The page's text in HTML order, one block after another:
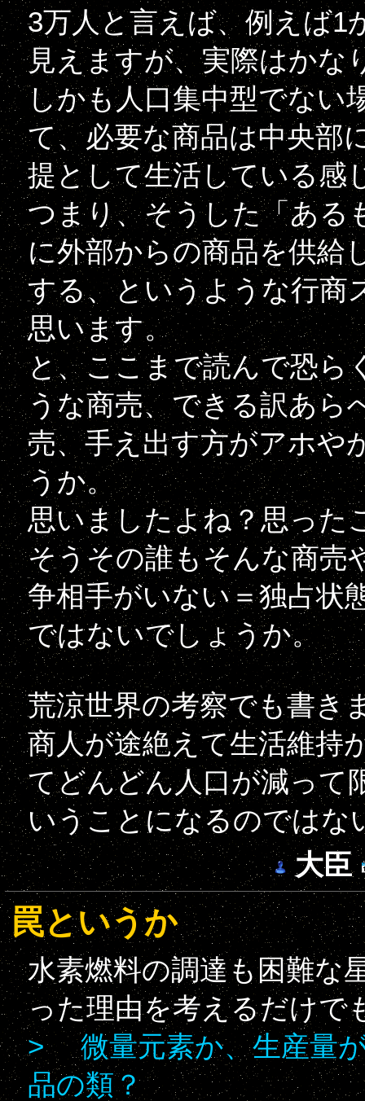
3万人と言えば、例えば1
見えますが、実際はかな
しかも人口集中型でない
て、必要な商品は中央部
提として生活している感
つまり、そうした「ある
に外部からの商品を供給
する、というような行商
思います。
と、ここまで読んで恐ら
うな商売、できる訳あら
売、手え出す方がアホや
うか。
思いましたよね？思った
そうその誰もそんな商売
争相手がいない＝独占状
ではないでしょうか。
荒涼世界の考察でも書き
商人が途絶えて生活維持
てどんどん人口が減って
いうことになるのではな
大臣
罠というか
水素燃料の調達も困難な
った理由を考えるだけで
> 微量元素か、生産量
品の類？